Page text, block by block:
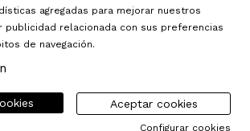
Legal | Uso de Cookies | Contactar
| Declaración de accesibilidad
agregadas para mejorar nuestros
publicidad relacionada con sus preferencias
de navegación.
Aceptar cookies
Configurar cookies